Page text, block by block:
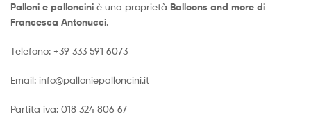
Palloni e palloncini è una proprietà Balloons and more di
Francesca Antonucci.
Telefono: +39 333 591 6073
Email: info@palloniepalloncini.it
Partita iva: 018 324 806 67